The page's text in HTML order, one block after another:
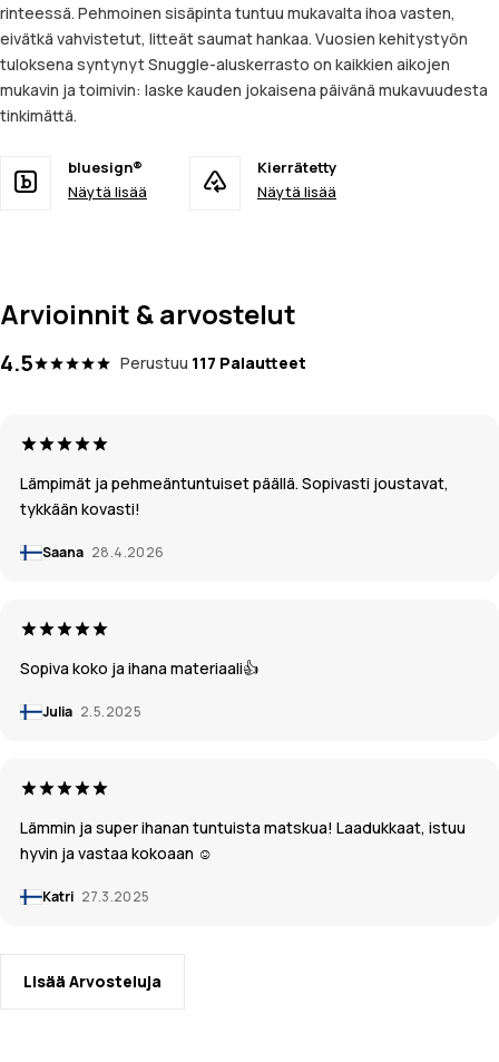
rinteessä. Pehmoinen sisäpinta tuntuu mukavalta ihoa vasten,
eivätkä vahvistetut, litteät saumat hankaa. Vuosien kehitystyön
tuloksena syntynyt Snuggle-aluskerrasto on kaikkien aikojen
mukavin ja toimivin: laske kauden jokaisena päivänä mukavuudesta
tinkimättä.
bluesign®
Näytä lisää
Kierrätetty
Näytä lisää
Arvioinnit & arvostelut
4.5 Perustuu 117 Palautteet
Lämpimät ja pehmeäntuntuiset päällä. Sopivasti joustavat,
tykkään kovasti!
Saana 28.4.2026
Sopiva koko ja ihana materiaali👍
Julia 2.5.2025
Lämmin ja super ihanan tuntuista matskua! Laadukkaat, istuu
hyvin ja vastaa kokoaan ☺️
Katri 27.3.2025
Lisää Arvosteluja